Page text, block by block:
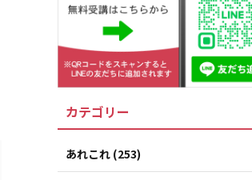
カテゴリー
あれこれ (253)